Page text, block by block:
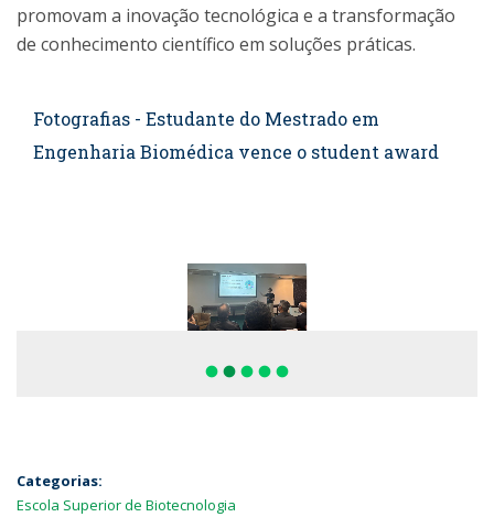
promovam a inovação tecnológica e a transformação
de conhecimento científico em soluções práticas.
Fotografias - Estudante do Mestrado em
Engenharia Biomédica vence o student award
fiber_manual_record fiber_manual_record fiber_manual_record fiber_manual_record fiber_manual_record
Categorias:
Escola Superior de Biotecnologia